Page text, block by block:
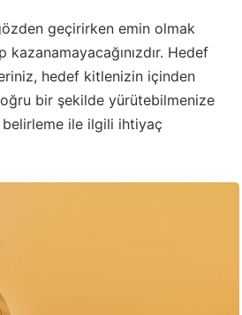
geçirirken emin olmak
Hedef
hedef kitlenizin içinden
bir şekilde yürütebilmenize
belirleme ile ilgili ihtiyaç